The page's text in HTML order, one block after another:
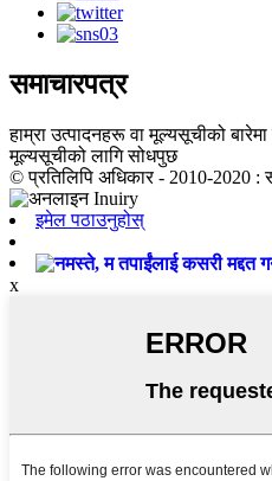
समाचारपत्र
हाम्रा उत्पादनहरू वा मूल्यसूचीको
मूल्यसूचीको लागि सोधपुछ
© प्रतिलिपि अधिकार - 2010-2020 :
इमेल पठाउनुहोस्
x